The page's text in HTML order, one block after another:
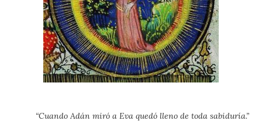
“Cuando Adán miró a Eva quedó lleno de toda sabiduría.”